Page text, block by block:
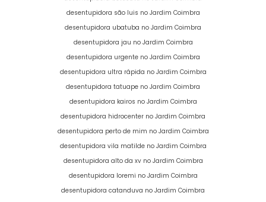
desentupidora são luis no Jardim Coimbra
desentupidora ubatuba no Jardim Coimbra
desentupidora jau no Jardim Coimbra
desentupidora urgente no Jardim Coimbra
desentupidora ultra rápida no Jardim Coimbra
desentupidora tatuape no Jardim Coimbra
desentupidora kairos no Jardim Coimbra
desentupidora hidrocenter no Jardim Coimbra
desentupidora perto de mim no Jardim Coimbra
desentupidora vila matilde no Jardim Coimbra
desentupidora alto da xv no Jardim Coimbra
desentupidora loremi no Jardim Coimbra
desentupidora catanduva no Jardim Coimbra